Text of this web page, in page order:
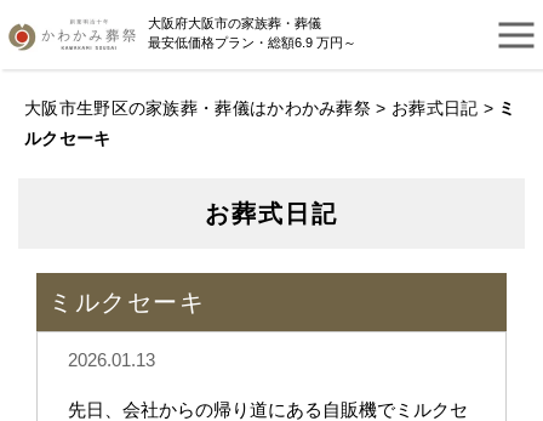
大阪府大阪市の家族葬・葬儀
最安低価格プラン・総額6.9 万円～
大阪市生野区の家族葬・葬儀はかわかみ葬祭 > お葬式日記 > ミ
ルクセーキ
お葬式日記
ミルクセーキ
2026.01.13
先日、会社からの帰り道にある自販機でミルクセ